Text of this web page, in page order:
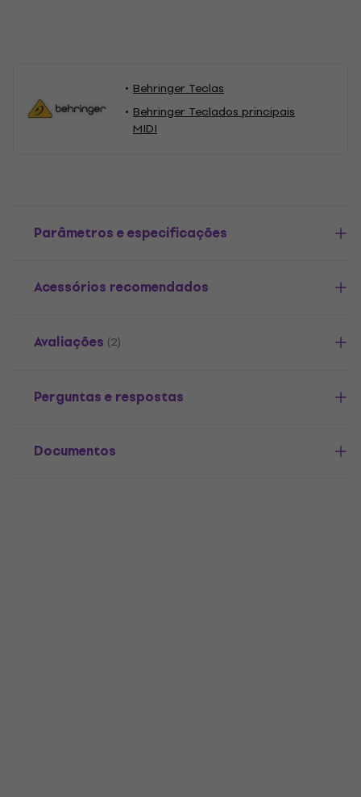
Behringer Teclas
Behringer Teclados principais
MIDI
Parâmetros e especificações
Acessórios recomendados
Avaliações (2)
Perguntas e respostas
Documentos